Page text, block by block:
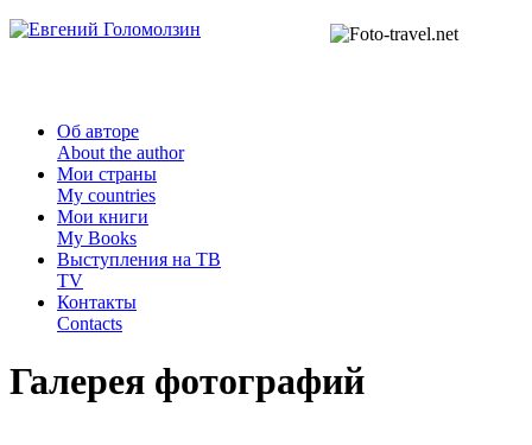
Об авторе
About the author
Мои страны
My countries
Мои книги
My Books
Выступления на ТВ
TV
Контакты
Contacts
Галерея фотографий